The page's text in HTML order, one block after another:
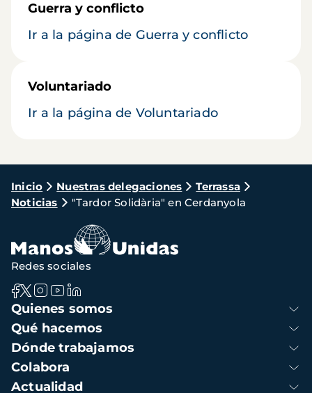
Guerra y conflicto
Ir a la página de Guerra y conflicto
Voluntariado
Ir a la página de Voluntariado
Ruta
de
navegación
Inicio Nuestras delegaciones
Terrassa
Noticias
"Tardor Solidària" en Cerdanyola
Navegación
principal
Quienes somos
Qué hacemos
Dónde trabajamos
Colabora
Actualidad
Redes sociales